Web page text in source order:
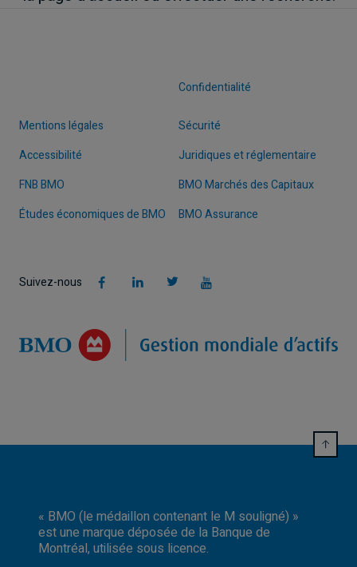
Confidentialité
Mentions légales
Sécurité
Accessibilité
Juridiques et réglementaire
FNB BMO
BMO Marchés des Capitaux
Études économiques de BMO
BMO Assurance
Suivez-nous
« BMO (le médaillon contenant le M souligné) »
est une marque déposée de la Banque de
Montréal, utilisée sous licence.